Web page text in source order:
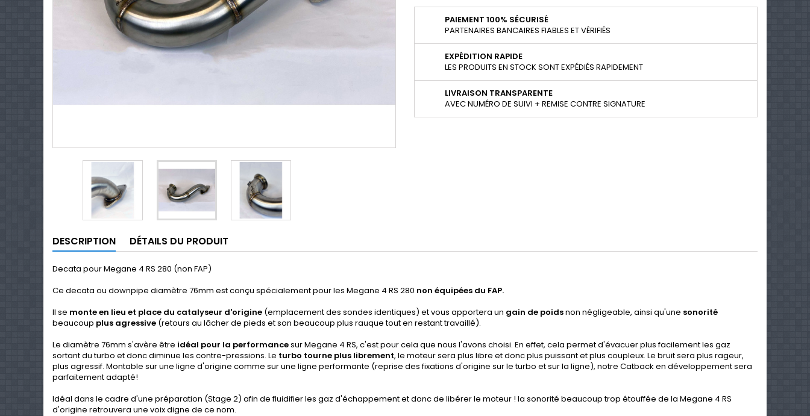
PAIEMENT 100% SÉCURISÉ
PARTENAIRES BANCAIRES FIABLES ET VÉRIFIÉS
EXPÉDITION RAPIDE
LES PRODUITS EN STOCK SONT EXPÉDIÉS RAPIDEMENT
LIVRAISON TRANSPARENTE
AVEC NUMÉRO DE SUIVI + REMISE CONTRE SIGNATURE
DESCRIPTION DÉTAILS DU PRODUIT
Decata pour Megane 4 RS 280 (non FAP)
Ce decata ou downpipe diamètre 76mm est conçu spécialement pour les Megane 4 RS 280 non équipées du FAP.
Il se monte en lieu et place du catalyseur d'origine (emplacement des sondes identiques) et vous apportera un gain de poidsnon négligeable, ainsi qu'une sonorité
beaucoup plus agressive (retours au lâcher de pieds et son beaucoup plus rauque tout en restant travaillé).
Le diamètre 76mm s'avère être idéal pour la performancesur Megane 4 RS, c'est pour cela que nous l'avons choisi. En effet, cela permet d'évacuer plus facilement les gaz
sortant du turbo et donc diminue les contre-pressions. Le turbo tourne plus librement, le moteur sera plus libre et donc plus puissant et plus coupleux. Le bruit sera plus rageur,
plus agressif. Montable sur une ligne d'origine comme sur une ligne performante (reprise des fixations d'origine sur le turbo et sur la ligne), notre Catback en développement sera
parfaitement adapté!
Idéal dans le cadre d'une préparation (Stage 2) afin de fluidifier les gaz d'échappement et donc de libérer le moteur ! la sonorité beaucoup trop étouffée de la Megane 4 RS
d'origine retrouvera une voix digne de ce nom.